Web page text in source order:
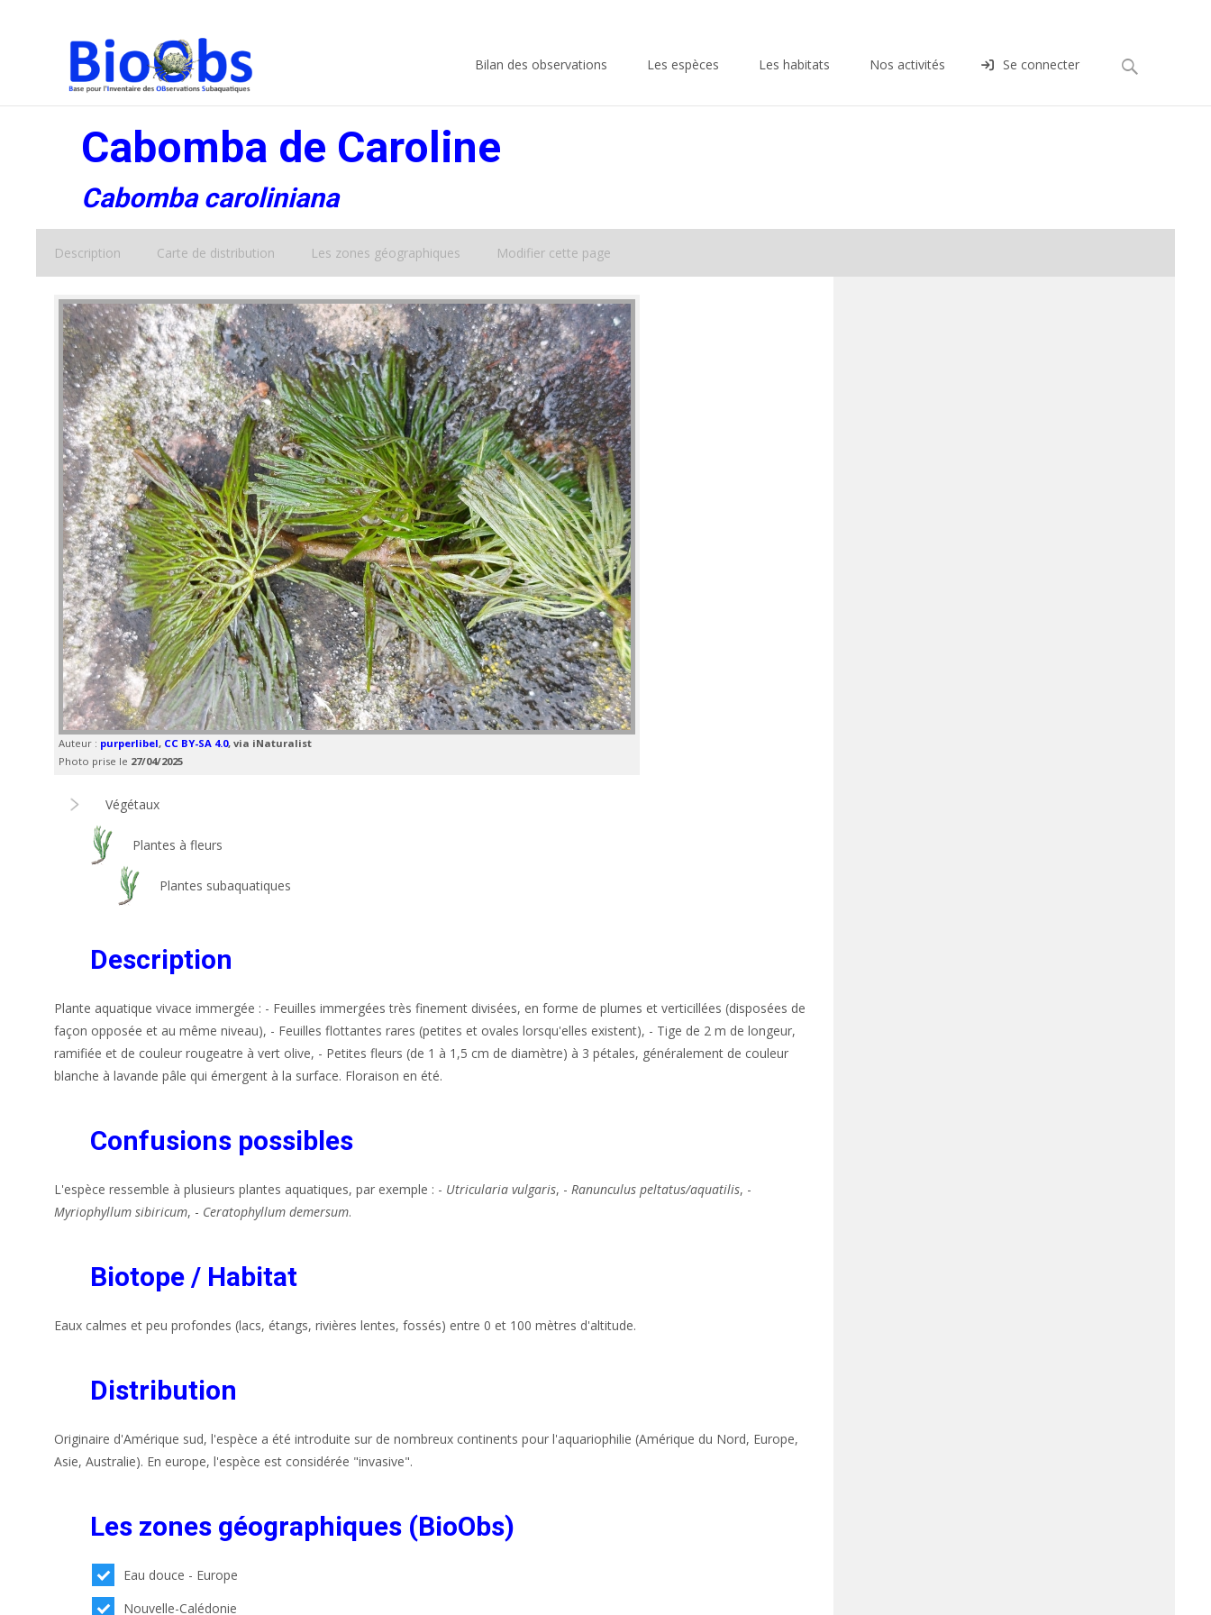
Bilan des observations Les espèces Les habitats Nos activités Se connecter Rechercher :
Cabomba de Caroline
Cabomba caroliniana
Description Carte de distribution Les zones géographiques Modifier cette page
Auteur : purperlibel, CC BY-SA 4.0, via iNaturalist
Photo prise le 27/04/2025
Végétaux
Plantes à fleurs
Plantes subaquatiques
Description
Plante aquatique vivace immergée : - Feuilles immergées très finement divisées, en forme de plumes et verticillées (disposées de
façon opposée et au même niveau), - Feuilles flottantes rares (petites et ovales lorsqu'elles existent), - Tige de 2 m de longeur,
ramifiée et de couleur rougeatre à vert olive, - Petites fleurs (de 1 à 1,5 cm de diamètre) à 3 pétales, généralement de couleur
blanche à lavande pâle qui émergent à la surface. Floraison en été.
Confusions possibles
L'espèce ressemble à plusieurs plantes aquatiques, par exemple : - Utricularia vulgaris, - Ranunculus peltatus/aquatilis, -
Myriophyllum sibiricum, - Ceratophyllum demersum.
Biotope / Habitat
Eaux calmes et peu profondes (lacs, étangs, rivières lentes, fossés) entre 0 et 100 mètres d'altitude.
Distribution
Originaire d'Amérique sud, l'espèce a été introduite sur de nombreux continents pour l'aquariophilie (Amérique du Nord, Europe,
Asie, Australie). En europe, l'espèce est considérée "invasive".
Les zones géographiques (BioObs)
Eau douce - Europe
Nouvelle-Calédonie